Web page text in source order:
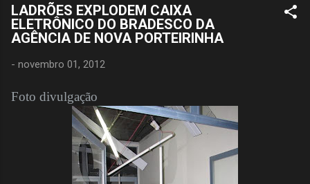
LADRÕES EXPLODEM CAIXA
ELETRÔNICO DO BRADESCO DA
AGÊNCIA DE NOVA PORTEIRINHA
- novembro 01, 2012
Foto divulgação